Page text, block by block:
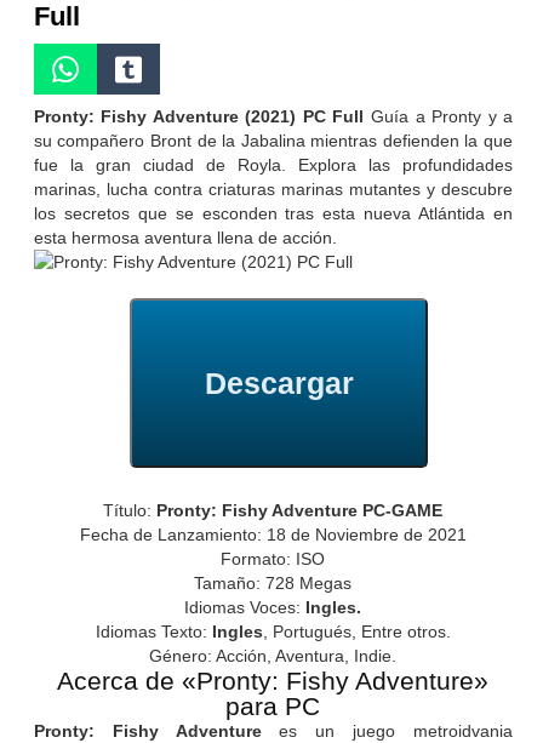
Full
Pronty: Fishy Adventure (2021) PC Full Guía a Pronty y a
su compañero Bront de la Jabalina mientras defienden la que
fue la gran ciudad de Royla. Explora las profundidades
marinas, lucha contra criaturas marinas mutantes y descubre
los secretos que se esconden tras esta nueva Atlántida en
esta hermosa aventura llena de acción.
Descargar
Título: Pronty: Fishy Adventure PC-GAME
Fecha de Lanzamiento: 18 de Noviembre de 2021
Formato: ISO
Tamaño: 728 Megas
Idiomas Voces: Ingles.
Idiomas Texto: Ingles , Portugués, Entre otros.
Género: Acción, Aventura, Indie.
Acerca de «Pronty: Fishy Adventure»
para PC
Pronty: Fishy Adventurees un juego metroidvania